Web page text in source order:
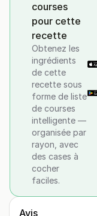
courses
pour cette
recette
Obtenez les
ingrédients
de cette
recette sous
forme de liste
de courses
intelligente —
organisée par
rayon, avec
des cases à
cocher
faciles.
Avis